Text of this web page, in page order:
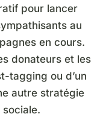
pour lancer
au
en cours.
donateurs et les
tagging ou d’un
autre stratégie